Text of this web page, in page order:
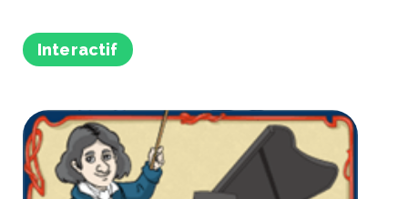
Interactif